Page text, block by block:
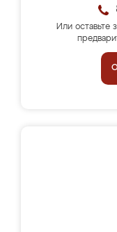
Или оставьте